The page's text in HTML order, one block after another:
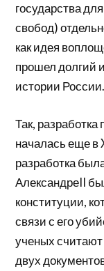
государства
свобод)
как идея
прошел долгий
истории России.
Так,
началась еще в
разработка
АлександреII
конституции,
связи с его
ученых считают
двух